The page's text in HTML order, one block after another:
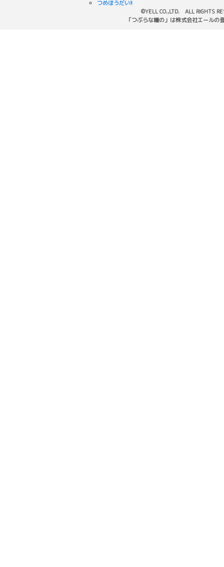
つめほうだい!!
©YELL CO.,LTD. ALL RIGHTS
「つぶらな瞳の」は株式会社エールの